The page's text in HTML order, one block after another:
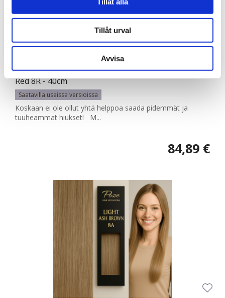
information från din enhet till de sociala medier och
Dessa kan i sin tur kombinera informationen med annan
information som du har tillhandahållit eller som de har
samlat in när du har använt deras tjänster.
Tillåt urval
Avvisa
Poze Standard Clip & Go Pidennykset - 100g Bright
Red 8R - 40cm
Saatavilla useissa versioissa
Koskaan ei ole ollut yhtä helppoa saada pidemmät ja
tuuheammat hiukset! M...
84,89 €